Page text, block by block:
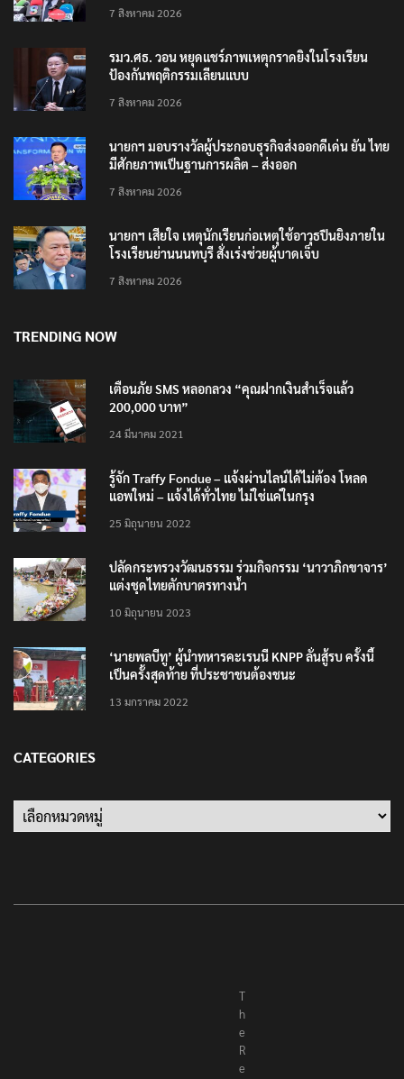
7 สิงหาคม 2026
รมว.ศธ. วอน หยุดแชร์ภาพเหตุกราดยิงในโรงเรียน
ป้องกันพฤติกรรมเลียนแบบ
7 สิงหาคม 2026
นายกฯ มอบรางวัลผู้ประกอบธุรกิจส่งออกดีเด่น ยัน ไทย
มีศักยภาพเป็นฐานการผลิต – ส่งออก
7 สิงหาคม 2026
นายกฯ เสียใจ เหตุนักเรียนก่อเหตุใช้อาวุธปืนยิงภายใน
โรงเรียนย่านนนทบุรี สั่งเร่งช่วยผู้บาดเจ็บ
7 สิงหาคม 2026
TRENDING NOW
เตือนภัย SMS หลอกลวง “คุณฝากเงินสำเร็จแล้ว
200,000 บาท”
24 มีนาคม 2021
รู้จัก Traffy Fondue – แจ้งผ่านไลน์ได้ไม่ต้อง โหลด
แอพใหม่ – แจ้งได้ทั่วไทย ไม่ใช่แค่ในกรุง
25 มิถุนายน 2022
ปลัดกระทรวงวัฒนธรรม ร่วมกิจกรรม ‘นาวาภิกขาจาร’
แต่งชุดไทยตักบาตรทางน้ำ
10 มิถุนายน 2023
‘นายพลบีทู’ ผู้นำทหารคะเรนนี KNPP ลั่นสู้รบ ครั้งนี้
เป็นครั้งสุดท้าย ที่ประชาชนต้องชนะ
13 มกราคม 2022
CATEGORIES
Categories
T
h
e
R
e